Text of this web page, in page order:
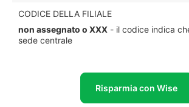
CODICE DELLA FILIALE
non assegnato o XXX - il codice indica
sede centrale
Risparmia con Wise